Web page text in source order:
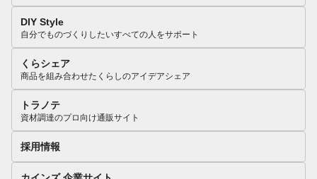
DIY Style
自分でものづくりしたいすべての人をサポート
くらシェア
商品を組み合わせたくらしのアイデアシェア
トラノテ
資材調達のプロ向け通販サイト
採用情報